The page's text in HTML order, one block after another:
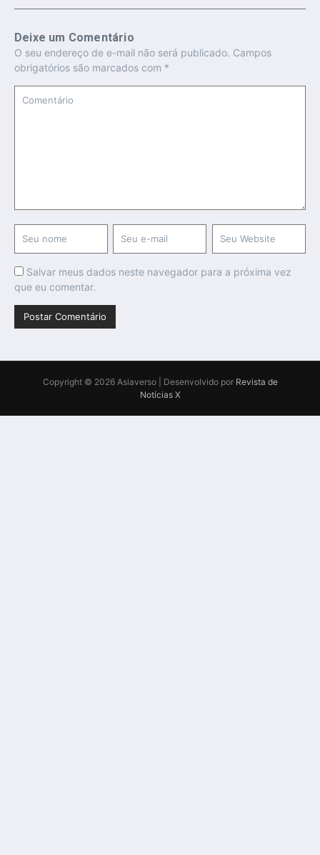
Deixe um Comentário
O seu endereço de e-mail não será publicado. Campos
obrigatórios são marcados com *
Salvar meus dados neste navegador para a próxima vez
que eu comentar.
Copyright © 2026 Asiaverso | Desenvolvido por Revista de
Notícias X